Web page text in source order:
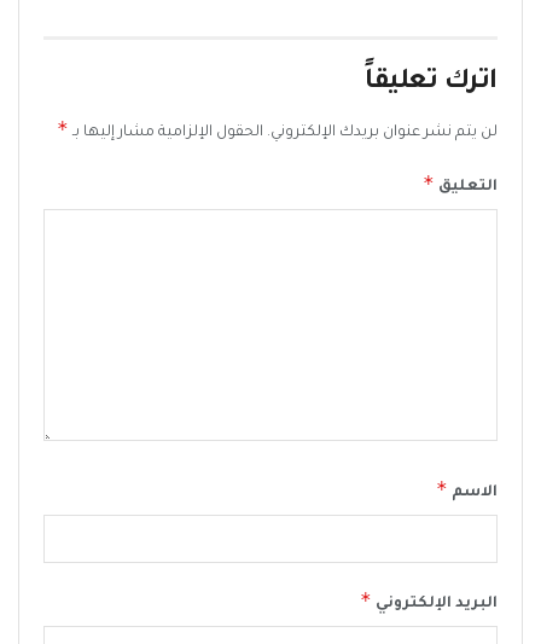
اترك تعليقاً
لن يتم نشر عنوان بريدك الإلكتروني. الحقول الإلزامية مشار إليها بـ *
التعليق *
الاسم *
البريد الإلكتروني *